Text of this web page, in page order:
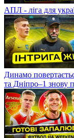
АПЛ - ліга для
Динамо
та Дніпро–1 знову